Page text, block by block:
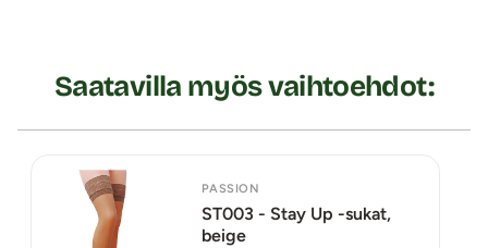
Saatavilla myös vaihtoehdot:
PASSION
ST003 - Stay Up -sukat,
beige